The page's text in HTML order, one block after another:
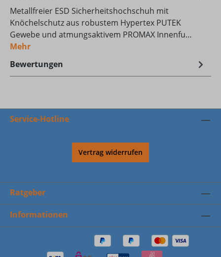
Metallfreier ESD Sicherheitshochschuh mit
Knöchelschutz aus robustem Hypertex PUTEK
Gewebe und atmungsaktivem PROMAX Innenfu…
Mehr
Bewertungen
Service-Hotline
Vertrag widerrufen
Ratgeber
Informationen